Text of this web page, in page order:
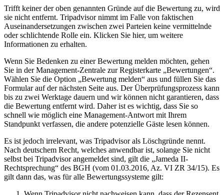
Trifft keiner der oben genannten Gründe auf die Bewertung zu, wird
sie nicht entfernt. Tripadvisor nimmt im Falle von faktischen
Auseinandersetzungen zwischen zwei Parteien keine vermittelnde
oder schlichtende Rolle ein. Klicken Sie hier, um weitere
Informationen zu erhalten.
Wenn Sie Bedenken zu einer Bewertung melden möchten, gehen
Sie in der Management-Zentrale zur Registerkarte „Bewertungen“.
Wählen Sie die Option „Bewertung melden“ aus und füllen Sie das
Formular auf der nächsten Seite aus. Der Überprüfungsprozess kann
bis zu zwei Werktage dauern und wir können nicht garantieren, dass
die Bewertung entfernt wird. Daher ist es wichtig, dass Sie so
schnell wie möglich eine Management-Antwort mit Ihrem
Standpunkt verfassen, die andere potenzielle Gäste lesen können.
Es ist jedoch irrelevant, was Tripadvisor als Löschgründe nennt.
Nach deutschem Recht, welches anwendbar ist, solange Sie nicht
selbst bei Tripadvisor angemeldet sind, gilt die „Jameda II-
Rechtsprechung“ des BGH (vom 01.03.2016, Az. VI ZR 34/15). Es
gilt dann das, was für alle Bewertungssysteme gilt: